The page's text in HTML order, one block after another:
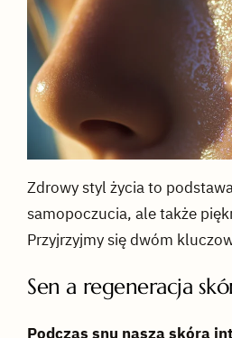
Zdrowy styl życia to
samopoczucia, ale także
Przyjrzyjmy się dwóm
Sen a regeneracja
Podczas snu nasza skóra